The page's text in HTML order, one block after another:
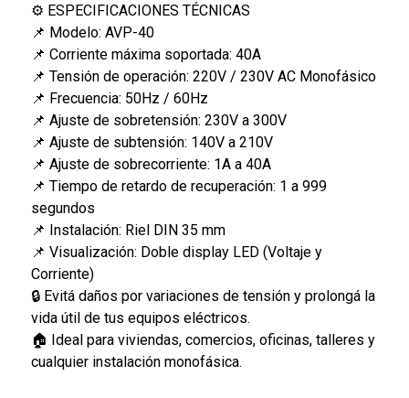
⚙️ ESPECIFICACIONES TÉCNICAS
📌 Modelo: AVP-40
📌 Corriente máxima soportada: 40A
📌 Tensión de operación: 220V / 230V AC Monofásico
📌 Frecuencia: 50Hz / 60Hz
📌 Ajuste de sobretensión: 230V a 300V
📌 Ajuste de subtensión: 140V a 210V
📌 Ajuste de sobrecorriente: 1A a 40A
📌 Tiempo de retardo de recuperación: 1 a 999
segundos
📌 Instalación: Riel DIN 35 mm
📌 Visualización: Doble display LED (Voltaje y
Corriente)
🔒 Evitá daños por variaciones de tensión y prolongá la
vida útil de tus equipos eléctricos.
🏠 Ideal para viviendas, comercios, oficinas, talleres y
cualquier instalación monofásica.